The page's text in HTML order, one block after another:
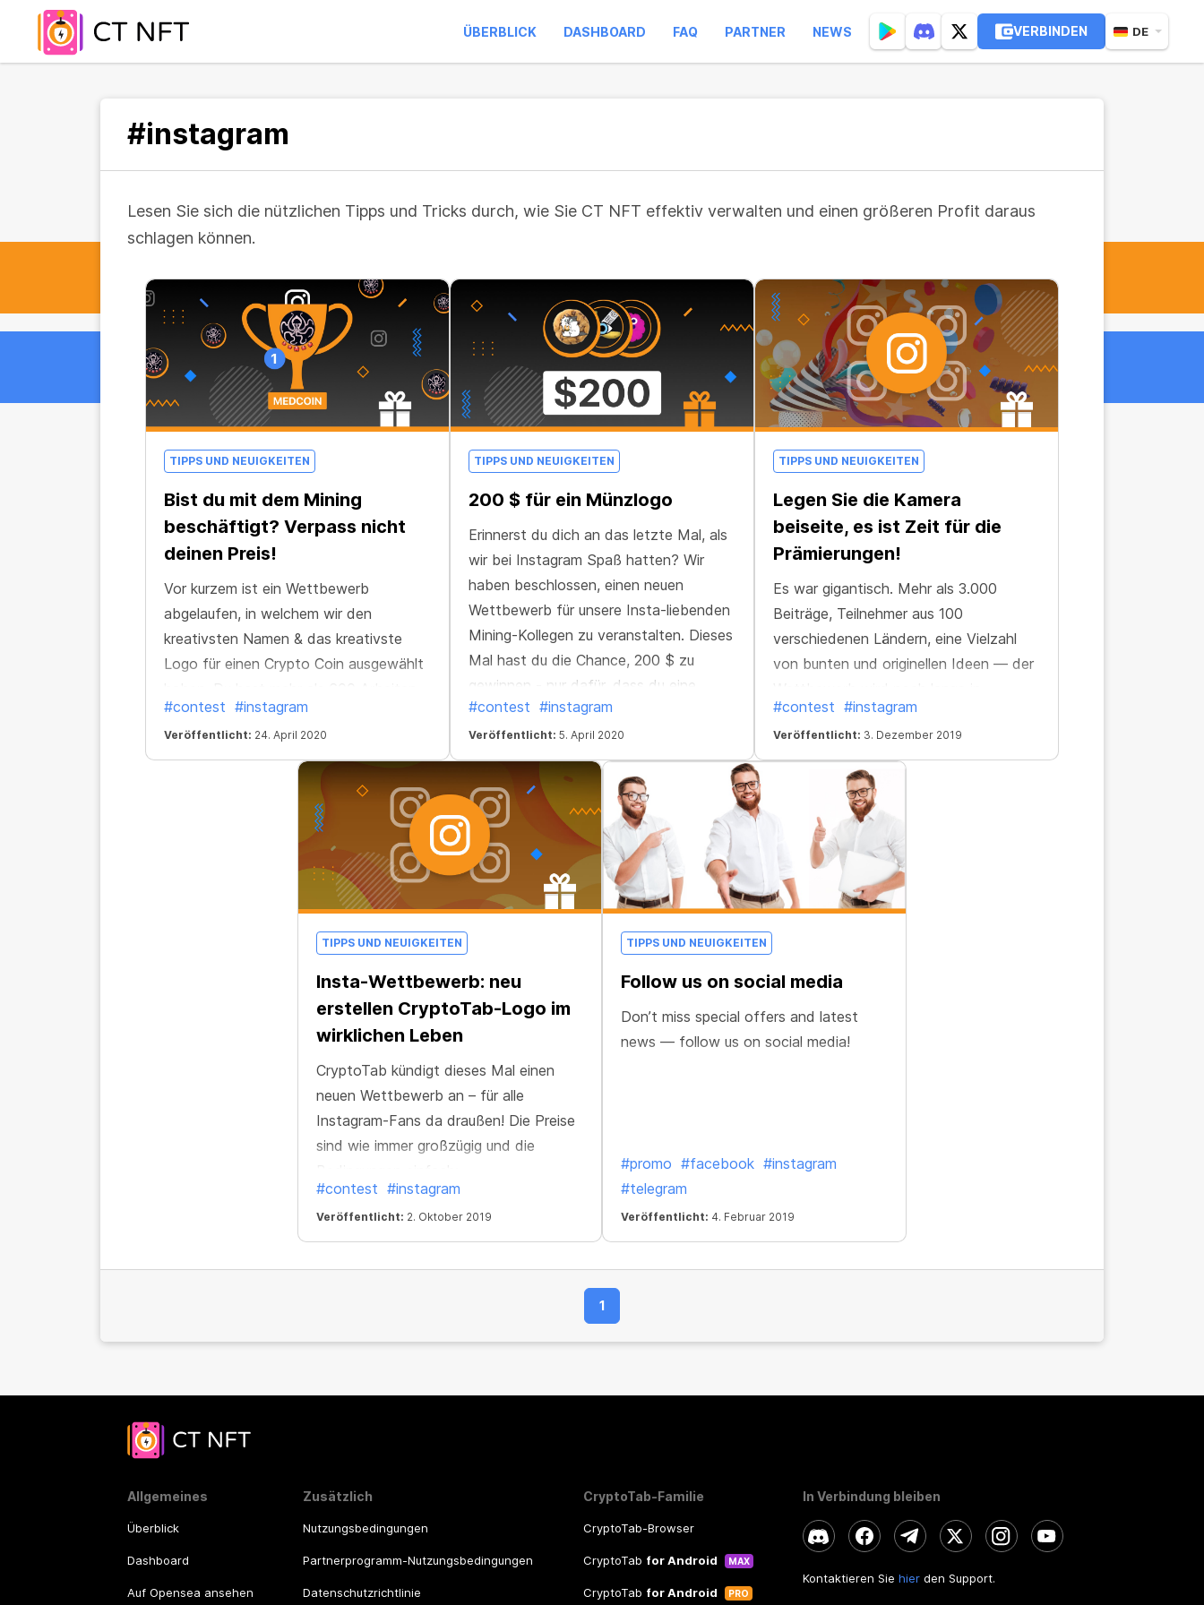
ÜBERBLICK DASHBOARD FAQ PARTNER NEWS VERBINDEN DE
#instagram
Lesen Sie sich die nützlichen Tipps und Tricks durch, wie Sie CT NFT effektiv verwalten und einen größeren Profit daraus
schlagen können.
TIPPS UND NEUIGKEITEN
Bist du mit dem Mining
beschäftigt? Verpass nicht
deinen Preis!
Vor kurzem ist ein Wettbewerb
abgelaufen, in welchem wir den
kreativsten Namen & das kreativste
Logo für einen Crypto Coin ausgewählt
in den Wettbewerb eingebracht, was
ganz im Ernst ziemlich beeindruckend
ist! Es gab viele wirklich brillante und
#contest #instagram
Veröffentlicht: 24. April 2020
TIPPS UND NEUIGKEITEN
200 $ für ein Münzlogo
Erinnerst du dich an das letzte Mal, als
wir bei Instagram Spaß hatten? Wir
haben beschlossen, einen neuen
Wettbewerb für unsere Insta-liebenden
Mining-Kollegen zu veranstalten. Dieses
Mal hast du die Chance, 200 $ zu
gewinnen - nur dafür, dass du eine
Instagram-Story erzählst! Ok, eine
besondere Geschichte - mit einem
Kryptomünzen-Logo darin. Weißt du
was? Es muss dein eigenes Design sein!
#contest #instagram
Veröffentlicht: 5. April 2020
TIPPS UND NEUIGKEITEN
Legen Sie die Kamera
beiseite, es ist Zeit für die
Prämierungen!
Es war gigantisch. Mehr als 3.000
Beiträge, Teilnehmer aus 100
verschiedenen Ländern, eine Vielzahl
von bunten und originellen Ideen — der
Erinnerung bleiben! Wir danken allen für
ihren Einsatz und ihre Teilnahme.
#contest #instagram
Veröffentlicht: 3. Dezember 2019
TIPPS UND NEUIGKEITEN
Insta-Wettbewerb: neu
erstellen CryptoTab-Logo im
wirklichen Leben
CryptoTab kündigt dieses Mal einen
neuen Wettbewerb an – für alle
Instagram-Fans da draußen! Die Preise
sind wie immer großzügig und die
#contest #instagram
Veröffentlicht: 2. Oktober 2019
TIPPS UND NEUIGKEITEN
Follow us on social media
Don’t miss special offers and latest
news — follow us on social media!
#promo #facebook #instagram
#telegram
Veröffentlicht: 4. Februar 2019
1
Allgemeines
Überblick
Dashboard
Auf Opensea ansehen
Zusätzlich
Nutzungsbedingungen
Partnerprogramm-Nutzungsbedingungen
Datenschutzrichtlinie
CryptoTab-Familie
CryptoTab-Browser
CryptoTab for Android MAX
CryptoTab for Android PRO
In Verbindung bleiben
Kontaktieren Sie hierden Support.